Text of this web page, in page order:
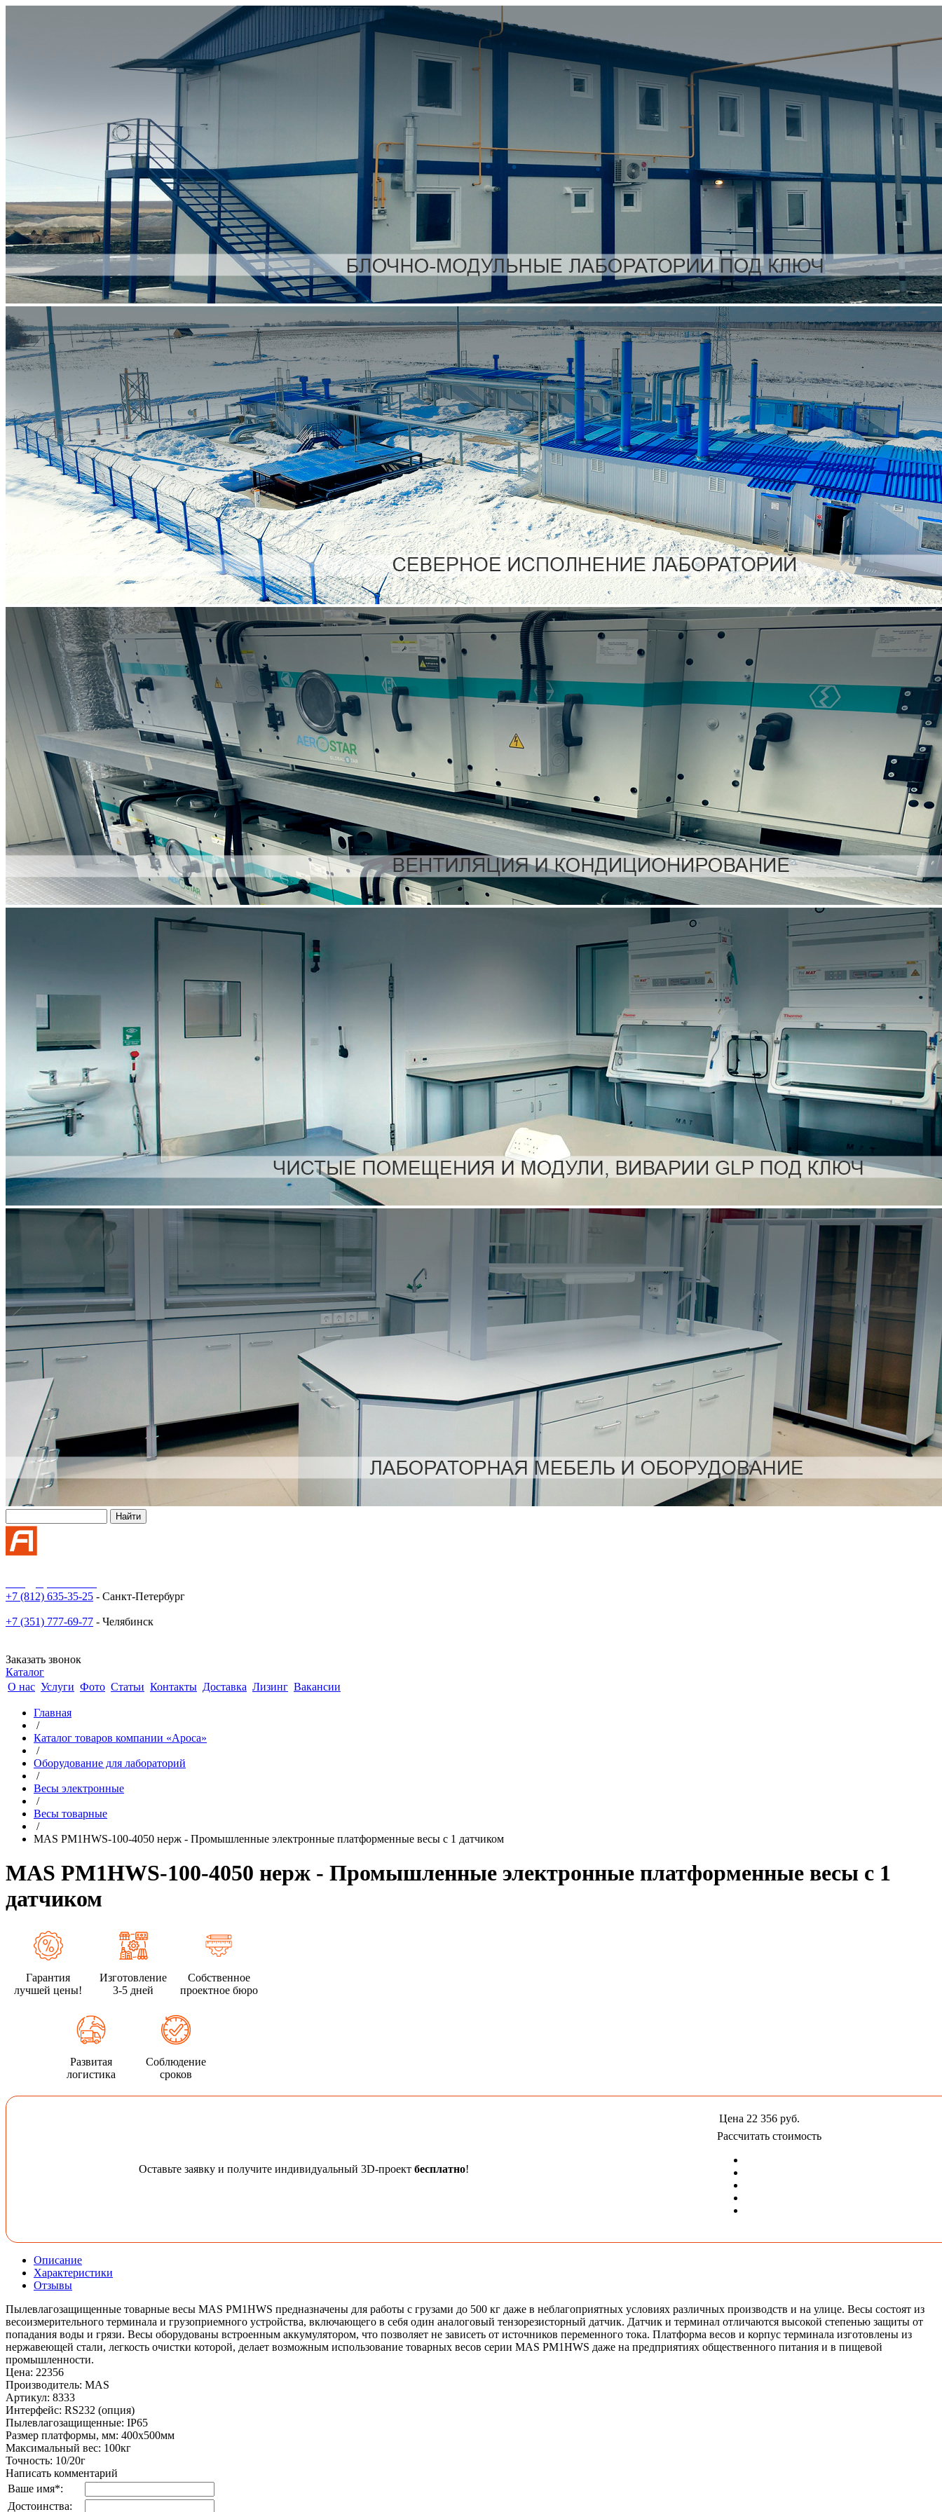
+7 (812) 635-35-25 - Санкт-Петербург
+7 (351) 777-69-77 - Челябинск
Заказать звонок
Каталог
О нас Услуги Фото Статьи Контакты Доставка Лизинг Вакансии
Главная
/
Каталог товаров компании «Ароса»
/
Оборудование для лабораторий
/
Весы электронные
/
Весы товарные
/
MAS PM1HWS-100-4050 нерж - Промышленные электронные платформенные весы с 1 датчиком
MAS PM1HWS-100-4050 нерж - Промышленные электронные платформенные весы с 1
датчиком
Гарантия
лучшей цены!
Изготовление
3-5 дней
Собственное
проектное бюро
Развитая
логистика
Соблюдение
сроков
Оставьте заявку и получите индивидуальный 3D-проект бесплатно!
Цена 22 356 руб.
Рассчитать стоимость
Описание
Характеристики
Отзывы
Пылевлагозащищенные товарные весы MAS PM1HWS предназначены для работы с грузами до 500 кг даже в неблагоприятных условиях различных производств и на улице. Весы состоят из
весоизмерительного терминала и грузоприемного устройства, включающего в себя один аналоговый тензорезисторный датчик. Датчик и терминал отличаются высокой степенью защиты от
попадания воды и грязи. Весы оборудованы встроенным аккумулятором, что позволяет не зависеть от источников переменного тока. Платформа весов и корпус терминала изготовлены из
нержавеющей стали, легкость очистки которой, делает возможным использование товарных весов серии MAS PM1HWS даже на предприятиях общественного питания и в пищевой
промышленности.
Цена: 22356
Производитель: MAS
Артикул: 8333
Интерфейс: RS232 (опция)
Пылевлагозащищенные: IP65
Размер платформы, мм: 400x500мм
Максимальный вес: 100кг
Точность: 10/20г
Написать комментарий
Ваше имя*:
Достоинства: